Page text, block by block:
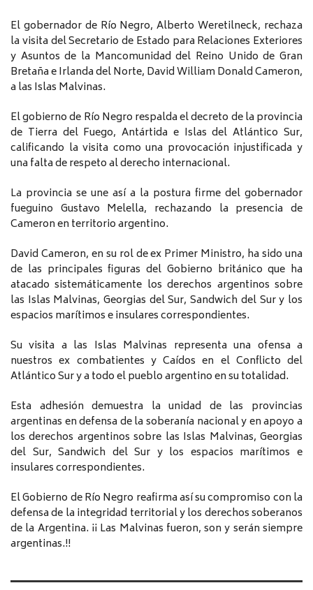
El gobernador de Río Negro, Alberto Weretilneck, rechaza
la visita del Secretario de Estado para Relaciones Exteriores
y Asuntos de la Mancomunidad del Reino Unido de Gran
Bretaña e Irlanda del Norte, David William Donald Cameron,
a las Islas Malvinas.
El gobierno de Río Negro respalda el decreto de la provincia
de Tierra del Fuego, Antártida e Islas del Atlántico Sur,
calificando la visita como una provocación injustificada y
una falta de respeto al derecho internacional.
La provincia se une así a la postura firme del gobernador
fueguino Gustavo Melella, rechazando la presencia de
Cameron en territorio argentino.
David Cameron, en su rol de ex Primer Ministro, ha sido una
de las principales figuras del Gobierno británico que ha
atacado sistemáticamente los derechos argentinos sobre
las Islas Malvinas, Georgias del Sur, Sandwich del Sur y los
espacios marítimos e insulares correspondientes.
Su visita a las Islas Malvinas representa una ofensa a
nuestros ex combatientes y Caídos en el Conflicto del
Atlántico Sur y a todo el pueblo argentino en su totalidad.
Esta adhesión demuestra la unidad de las provincias
argentinas en defensa de la soberanía nacional y en apoyo a
los derechos argentinos sobre las Islas Malvinas, Georgias
del Sur, Sandwich del Sur y los espacios marítimos e
insulares correspondientes.
El Gobierno de Río Negro reafirma así su compromiso con la
defensa de la integridad territorial y los derechos soberanos
de la Argentina. ¡¡ Las Malvinas fueron, son y serán siempre
argentinas.!!